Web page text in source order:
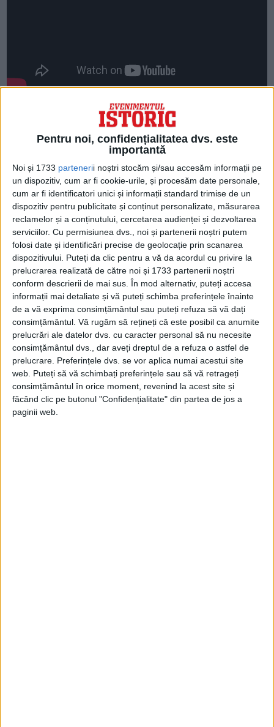
Pentru noi, confidențialitatea dvs. este
importantă
Noi și 1733 partenerii noștri stocăm și/sau accesăm informații pe
un dispozitiv, cum ar fi cookie-urile, și procesăm date personale,
cum ar fi identificatori unici și informații standard trimise de un
dispozitiv pentru publicitate și conținut personalizate, măsurarea
reclamelor și a conținutului, cercetarea audienței și dezvoltarea
serviciilor. Cu permisiunea dvs., noi și partenerii noștri putem
folosi date și identificări precise de geolocație prin scanarea
dispozitivului. Puteți da clic pentru a vă da acordul cu privire la
prelucrarea realizată de către noi și 1733 partenerii noștri
conform descrierii de mai sus. În mod alternativ, puteți accesa
informații mai detaliate și vă puteți schimba preferințele înainte
de a vă exprima consimțământul sau puteți refuza să vă dați
consimțământul. Vă rugăm să rețineți că este posibil ca anumite
prelucrări ale datelor dvs. cu caracter personal să nu necesite
consimțământul dvs., dar aveți dreptul de a refuza o astfel de
prelucrare. Preferințele dvs. se vor aplica numai acestui site
web. Puteți să vă schimbați preferințele sau să vă retrageți
consimțământul în orice moment, revenind la acest site și
făcând clic pe butonul "Confidențialitate" din partea de jos a
paginii web.
Replica la discursul lui Pârvulescu a fost
dată chiar de Nicolae Ceaușescu, acesta
făcându-l trădător pe criticul său și cerând
ca acesta să fie dat afară din sală, lucru
care s-a și întâmplat, scrie sursa citată.
Pârvulescu a plătit scump această
îndrăzneală, deoarece a fost imediat exclus
din partid, destituit din funcția de membru
supleant al Comitetului Central al
Partidului Comunist Român, a fost evacuat
chiar în aceeași noapte din casa pe care o
avea și a fost pus sub supravegherea
strictă a Securității.